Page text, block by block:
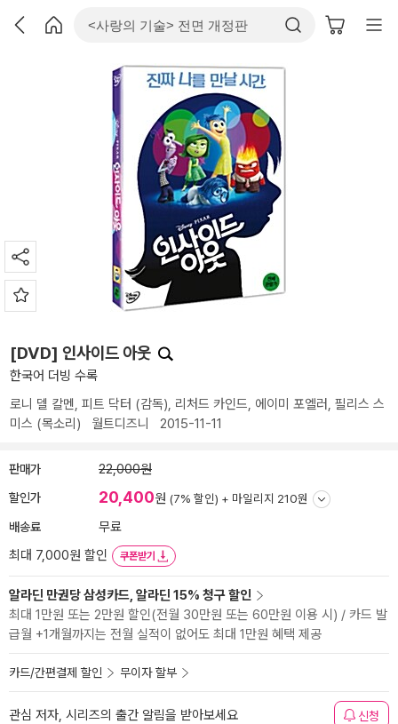
[DVD] 인사이드 아웃
한국어 더빙 수록
로니 델 칼멘, 피트 닥터 (감독), 리처드 카인드, 에이미 포엘러 , 필리스 스
미스 (목소리) 월트디즈니 2015-11-11
판매가 22,000원
할인가 20,400원 (7% 할인) + 마일리지 210원
배송료
무료
최대 7,000원 할인
쿠폰받기
알라딘 만권당 삼성카드, 알라딘 15% 청구 할인
최대 1만원 또는 2만원 할인(전월 30만원 또는 60만원 이용 시) / 카드 발
급월 +1개월까지는 전월 실적이 없어도 최대 1만원 혜택 제공
카드/간편결제 할인 무이자 할부
관심 저자, 시리즈의 출간 알림을 받아보세요 신청